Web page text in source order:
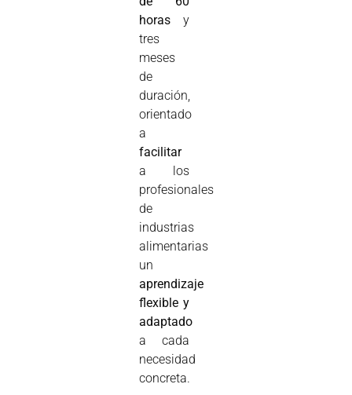
horas y
tres
meses
de
duración,
orientado
a
facilitar
a los
profesionales
de
industrias
alimentarias
un
aprendizaje
flexible y
adaptado
a cada
necesidad
concreta.